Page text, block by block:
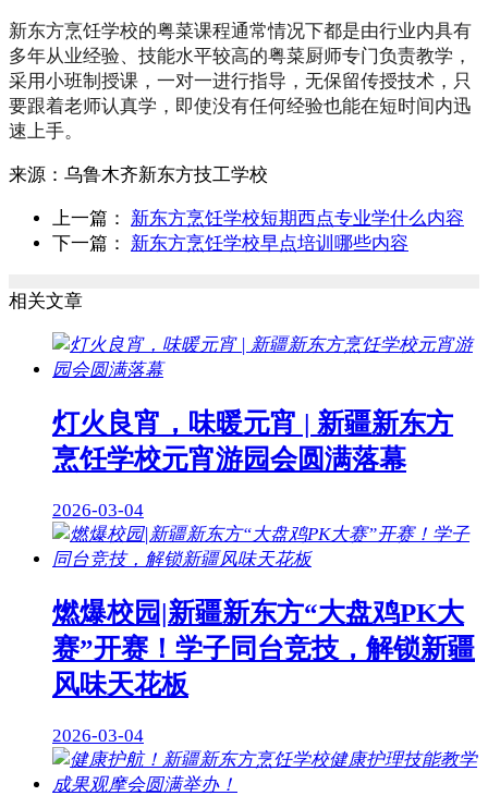
新东方烹饪学校的粤菜课程通常情况下都是由行业内具有
多年从业经验、技能水平较高的粤菜厨师专门负责教学，
采用小班制授课，一对一进行指导，无保留传授技术，只
要跟着老师认真学，即使没有任何经验也能在短时间内迅
速上手。
来源： 乌鲁木齐新东方技工学校
上一篇： 新东方烹饪学校短期西点专业学什么内容
下一篇： 新东方烹饪学校早点培训哪些内容
相关文章
灯火良宵，味暖元宵 | 新疆新东方
烹饪学校元宵游园会圆满落幕
2026-03-04
燃爆校园|新疆新东方“大盘鸡PK大
赛”开赛！学子同台竞技，解锁新疆
风味天花板
2026-03-04